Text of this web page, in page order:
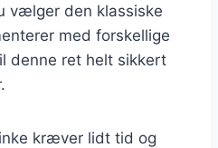
vælger den klassiske
med forskellige
denne ret helt sikkert
kræver lidt tid og